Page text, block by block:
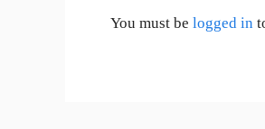
You must be logged in